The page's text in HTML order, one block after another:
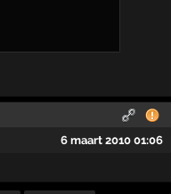
6 maart 2010 01:06